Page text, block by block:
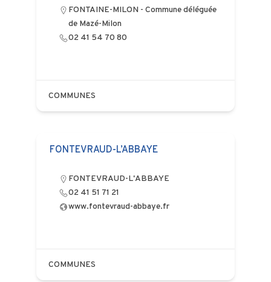
FONTAINE-MILON - Commune déléguée
de Mazé-Milon
02 41 54 70 80
COMMUNES
FONTEVRAUD-L’ABBAYE
FONTEVRAUD-L'ABBAYE
02 41 51 71 21
www.fontevraud-abbaye.fr
COMMUNES